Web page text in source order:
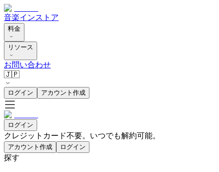
音楽インストア
料金
リソース
お問い合わせ
🇯🇵
ログイン アカウント作成
ログイン
クレジットカード不要。いつでも解約可能。
アカウント作成 ログイン
探す